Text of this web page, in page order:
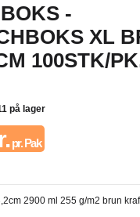
-
XL
100STK/
på lager
pr. Pak
2900 ml 255 g/m2 brun